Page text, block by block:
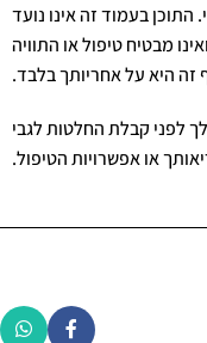
התוכן בעמוד זה אינו נועד
מבטיח טיפול או התוויה
היא על אחריותך בלבד.
לפני קבלת החלטות לגבי
או אפשרויות הטיפול.